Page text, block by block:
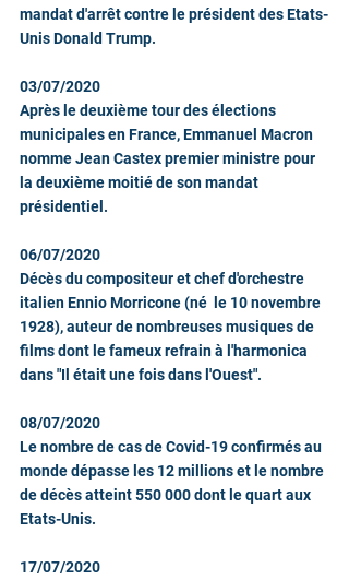
mandat d'arrêt contre le président des Etats-
Unis Donald Trump.
03/07/2020
Après le deuxième tour des élections
municipales en France, Emmanuel Macron
nomme Jean Castex premier ministre pour
la deuxième moitié de son mandat
présidentiel.
06/07/2020
Décès du compositeur et chef d'orchestre
italien Ennio Morricone (né  le 10 novembre
1928), auteur de nombreuses musiques de
films dont le fameux refrain à l'harmonica
dans "Il était une fois dans l'Ouest".
08/07/2020
Le nombre de cas de Covid-19 confirmés au
monde dépasse les 12 millions et le nombre
de décès atteint 550 000 dont le quart aux
Etats-Unis.
17/07/2020